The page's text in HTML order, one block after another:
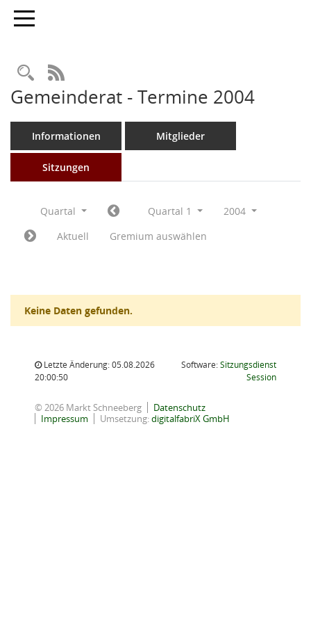
Toggle navigation
Rechercheauswahl
RSS-Feed
Gemeinderat - Termine 2004
Informationen Mitglieder
Sitzungen
Quartal Quartal 1
2004
Aktuell
Gremium auswählen
Keine Daten gefunden.
Letzte Änderung: 05.08.2026
20:00:50
Software:Sitzungsdienst
Session(Wird in
© 2026 Markt Schneeberg
Datenschutz
Impressum
Umsetzung:digitalfabriX GmbH